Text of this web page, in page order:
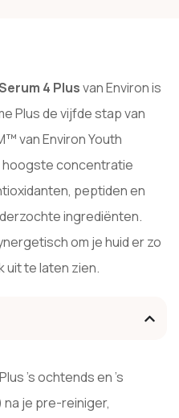
4 Plusvan Environ is
Plus de vijfde stap van
van Environ Youth
hoogste concentratie
peptiden en
ingrediënten.
om je huid er zo
uit te laten zien.
’s ochtends en ’s
na je pre-reiniger,